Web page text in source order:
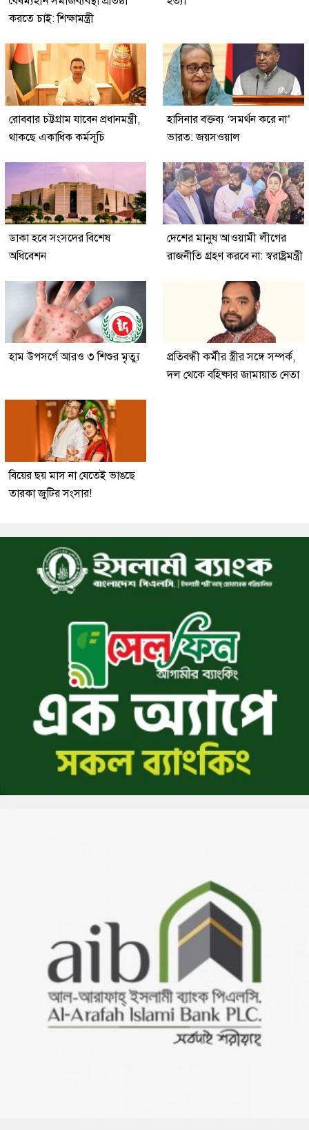
করতে চাই: শিক্ষামন্ত্রী
রোববার চট্টগ্রাম যাবেন প্রধানমন্ত্রী,
থাকছে একাধিক কর্মসূচি
হাসিনার বক্তব্য ‘সমর্থন করে না’
ভারত: জয়সওয়াল
ডাকা হবে সংসদের বিশেষ
অধিবেশন
দেশের মানুষ আওয়ামী লীগের
রাজনীতি গ্রহণ করবে না: স্বরাষ্ট্রমন্ত্রী
হাম উপসর্গে আরও ৩ শিশুর মৃত্যু
প্রতিবন্ধী কর্মীর স্ত্রীর সঙ্গে সম্পর্ক,
দল থেকে বহিষ্কার জামায়াত নেতা
বিয়ের ছয় মাস না যেতেই ভাঙছে
তারকা জুটির সংসার!